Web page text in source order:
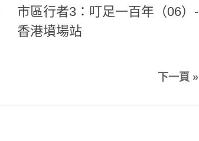
市區行者3：叮足一百年（06）-
香港墳場站
下一頁 »